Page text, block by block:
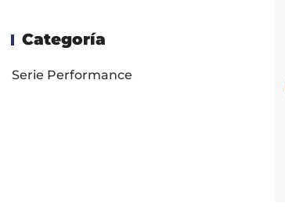
Categoría
Serie Performance